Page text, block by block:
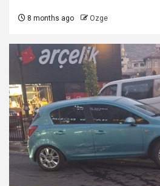
8 months ago Ozge